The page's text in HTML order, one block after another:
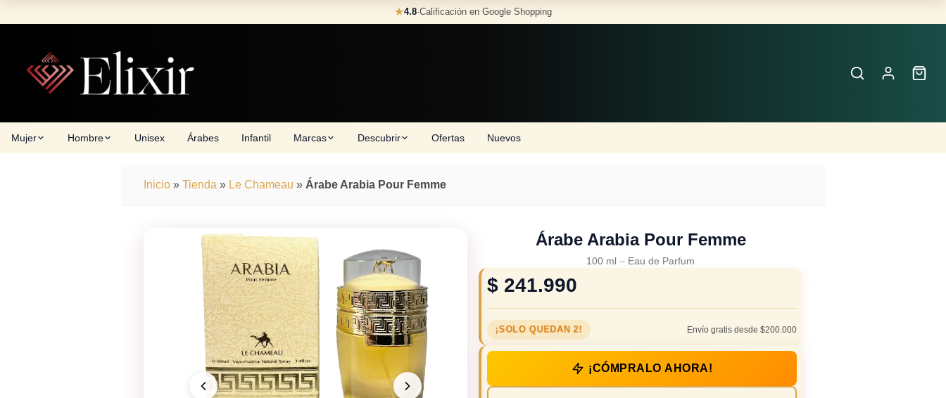
to
★4.8·Calificación en Google Shopping
Mujer Hombre Unisex Árabes Infantil Marcas Descubrir Ofertas Nuevos
Inicio » Tienda » Le Chameau » Árabe Arabia Pour Femme
Árabe Arabia Pour Femme
100 ml – Eau de Parfum
$ 241.990
¡SOLO QUEDAN 2! Envío gratis desde $200.000
¡CÓMPRALO AHORA!